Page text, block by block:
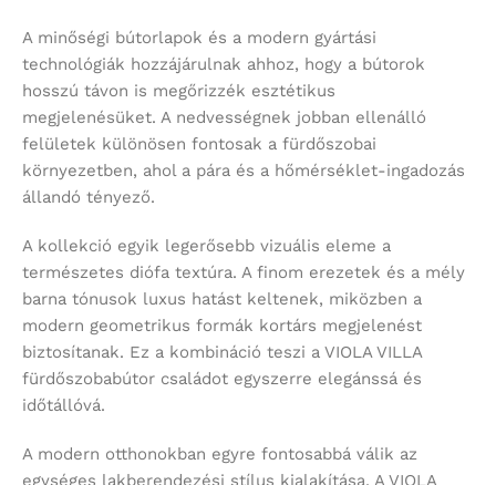
A minőségi bútorlapok és a modern gyártási
technológiák hozzájárulnak ahhoz, hogy a bútorok
hosszú távon is megőrizzék esztétikus
megjelenésüket. A nedvességnek jobban ellenálló
felületek különösen fontosak a fürdőszobai
környezetben, ahol a pára és a hőmérséklet-ingadozás
állandó tényező.
A kollekció egyik legerősebb vizuális eleme a
természetes diófa textúra. A finom erezetek és a mély
barna tónusok luxus hatást keltenek, miközben a
modern geometrikus formák kortárs megjelenést
biztosítanak. Ez a kombináció teszi a VIOLA VILLA
fürdőszobabútor családot egyszerre elegánssá és
időtállóvá.
A modern otthonokban egyre fontosabbá válik az
egységes lakberendezési stílus kialakítása. A VIOLA